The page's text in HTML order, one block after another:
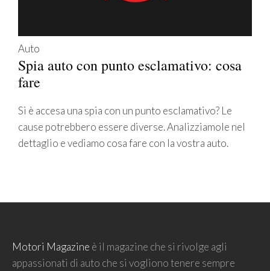
Auto
Spia auto con punto esclamativo: cosa
fare
Si è accesa una spia con un punto esclamativo? Le
cause potrebbero essere diverse. Analizziamole nel
dettaglio e vediamo cosa fare con la vostra auto.
Motori Magazine è il magazine che si rivolge agli
appassionati di auto che si vogliono tenere sempre